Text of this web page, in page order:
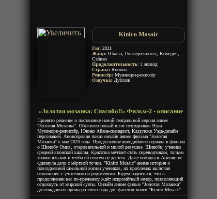
Kiniro Mosaic
Год: 2021
Жанр: Школа, Повседневность, Комедия,
Сэйнэн
Продолжительность: 1 эпизод
Страна: Япония
Режиссёр: Мунэнори-режиссёр
Озвучка: Дубляж
«Золотая мозаика: Спасибо!!» Фильм-2 - описание
Принято решение о постановке новой театральной версии аниме
"Золотая Мозаика". Объявлен новый штат сотрудников Нава
Мунэнори-режиссёр, Юнико Айана-сценарист, Кадзуюки Уэда-дизайн
персонажей. Анонсирован показ онлайн аниме фильма "Золотая
Мозаика" в мае 2020 года. Продолжение комедийного сериала и фильма
о Шинобу Омия, очаровательной и милой девушке. Шиноби, ученица
средней японской школы. Красотка мечтает стать переводчиком, только
знание языков и учёба ей совсем не даются. Даже поездка в Англию не
сдвинула дело с мёртвой точки. "Kiniro Mosaic" аниме история о
повседневной школьной жизни учеников, их проблемах включая
отношения с учителями и родителями. Будем надеяться, что в
продолжении нас по-прежнему ждёт искромётный юмор, позволяющий
отдохнуть от мирской суеты. Онлайн аниме фильм "Золотая Мозаика"
долгожданная премьера этого года для фанатов манги "Kiniro Mosaic".